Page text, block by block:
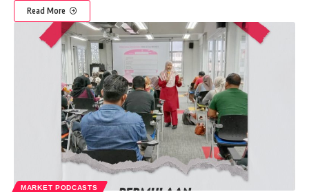
Read More
MARKET PODCASTS